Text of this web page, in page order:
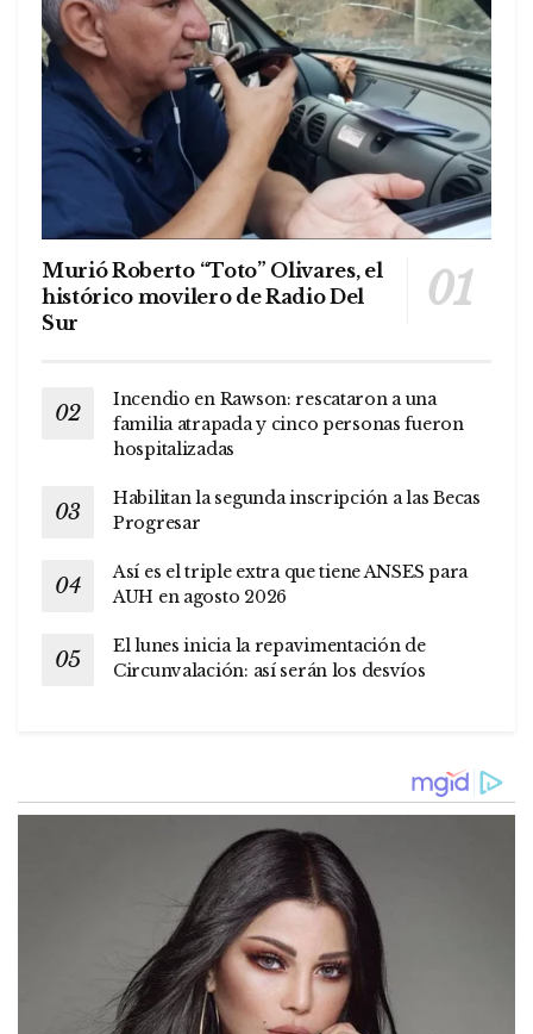
Murió Roberto “Toto” Olivares, el
histórico movilero de Radio Del
Sur
Incendio en Rawson: rescataron a una
familia atrapada y cinco personas fueron
hospitalizadas
Habilitan la segunda inscripción a las Becas
Progresar
Así es el triple extra que tiene ANSES para
AUH en agosto 2026
El lunes inicia la repavimentación de
Circunvalación: así serán los desvíos